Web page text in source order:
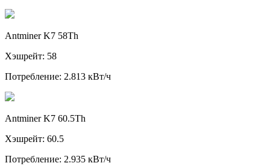
Antminer K7 58Th
Хэшрейт: 58
Потребление: 2.813 кВт/ч
Antminer K7 60.5Th
Хэшрейт: 60.5
Потребление: 2.935 кВт/ч